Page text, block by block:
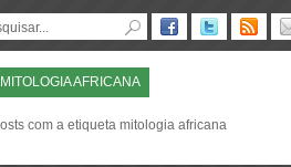
MITOLOGIA AFRICANA
com a etiqueta mitologia africana